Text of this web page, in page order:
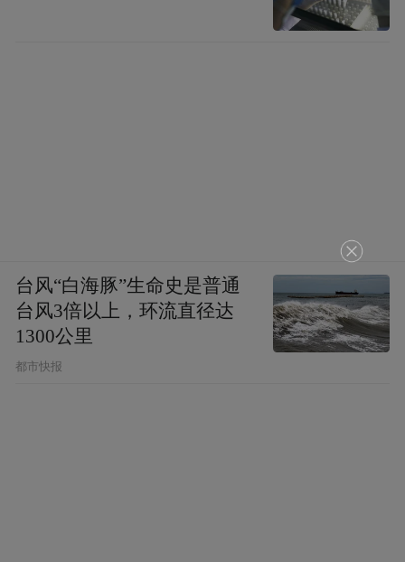
台风“白海豚”生命史是普通
台风3倍以上，环流直径达
1300公里
都市快报